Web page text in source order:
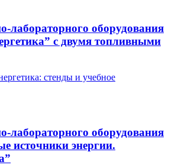
лабораторного оборудования
с двумя топливными
стенды и учебное
лабораторного оборудования
источники энергии.